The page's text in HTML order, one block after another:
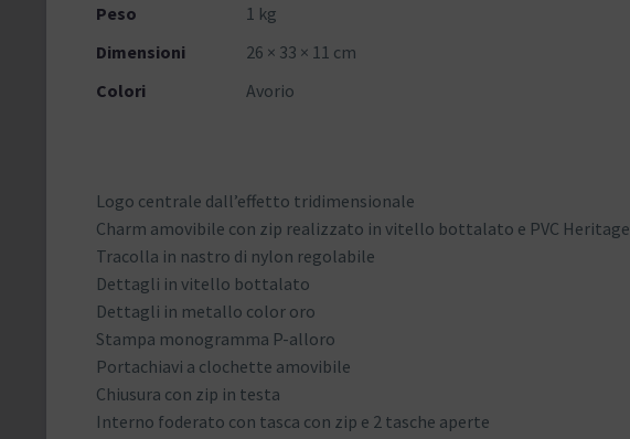
Peso
1 kg
Dimensioni
26 × 33 × 11 cm
Colori
Avorio
Logo centrale dall’effetto tridimensionale
Charm amovibile con zip realizzato in vitello bottalato e PVC Heritage
Tracolla in nastro di nylon regolabile
Dettagli in vitello bottalato
Dettagli in metallo color oro
Stampa monogramma P-alloro
Portachiavi a clochette amovibile
Chiusura con zip in testa
Interno foderato con tasca con zip e 2 tasche aperte